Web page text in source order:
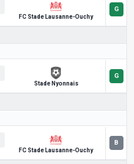
FC Stade Lausanne-Ouchy
Stade Nyonnais
FC Stade Lausanne-Ouchy